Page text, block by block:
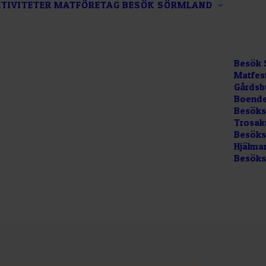
MATFÖRETAG BESÖK SÖRMLAND
Besök